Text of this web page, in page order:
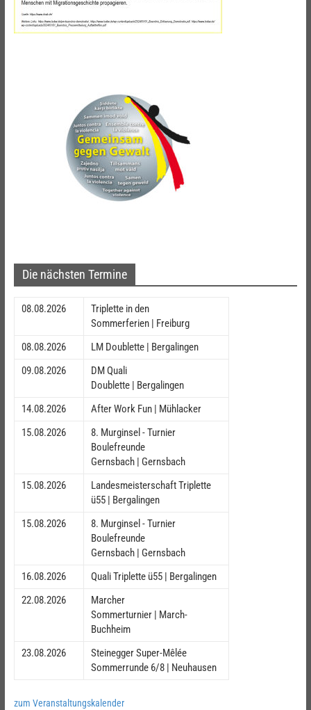
Die nächsten Termine
08.08.2026
Triplette in den
Sommerferien | Freiburg
08.08.2026
LM Doublette | Bergalingen
09.08.2026
DM Quali
Doublette | Bergalingen
14.08.2026
After Work Fun | Mühlacker
15.08.2026
8. Murginsel - Turnier
Boulefreunde
Gernsbach | Gernsbach
15.08.2026
Landesmeisterschaft Triplette
ü55 | Bergalingen
15.08.2026
8. Murginsel - Turnier
Boulefreunde
Gernsbach | Gernsbach
16.08.2026
Quali Triplette ü55 | Bergalingen
22.08.2026
Marcher
Sommerturnier | March-
Buchheim
23.08.2026
Steinegger Super-Mêlée
Sommerrunde 6/8 | Neuhausen
zum Veranstaltungskalender